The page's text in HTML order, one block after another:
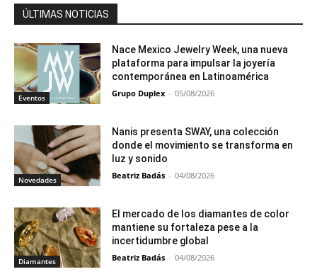
ÚLTIMAS NOTICIAS
Eventos
Nace Mexico Jewelry Week, una nueva
plataforma para impulsar la joyería
contemporánea en Latinoamérica
Grupo Duplex - 05/08/2026
Novedades
Nanis presenta SWAY, una colección
donde el movimiento se transforma en
luz y sonido
Beatriz Badás - 04/08/2026
Diamantes
El mercado de los diamantes de color
mantiene su fortaleza pese a la
incertidumbre global
Beatriz Badás - 04/08/2026